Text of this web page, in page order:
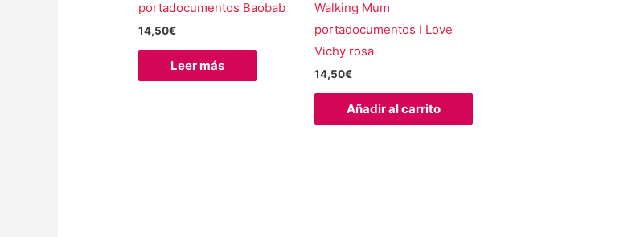
portadocumentos Baobab
14,50€
Leer más
Walking Mum
portadocumentos I Love
Vichy rosa
14,50€
Añadir al carrito